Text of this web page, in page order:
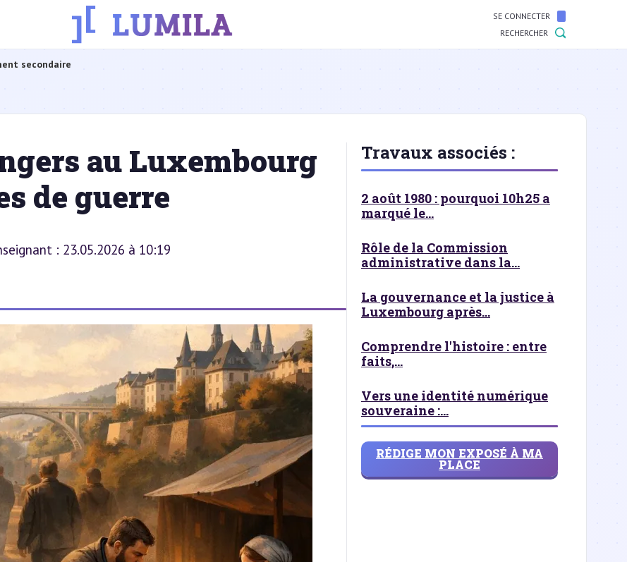
SE CONNECTER
RECHERCHER
secondaire
au Luxembourg
de guerre
: 23.05.2026 à 10:19
Travaux associés :
2 août 1980 : pourquoi 10h25 a
marqué le...
Rôle de la Commission
administrative dans la...
La gouvernance et la justice à
Luxembourg après...
Comprendre l'histoire : entre
faits,...
Vers une identité numérique
souveraine :...
RÉDIGE MON EXPOSÉ À MA
PLACE